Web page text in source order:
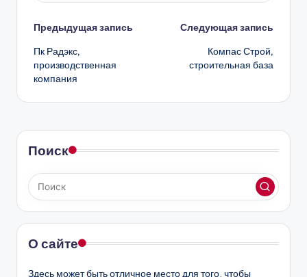
Навигация
записи
Предыдущая запись
Пк Радэкс,
производственная
компания
Следующая запись
Компас Строй,
строительная база
Поиск
О сайте
Здесь может быть отличное место для того, чтобы